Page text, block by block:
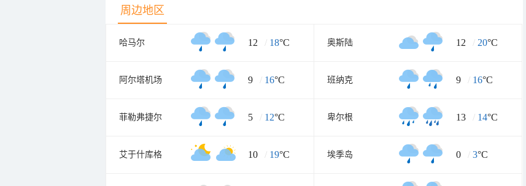
周边地区
哈马尔 12 / 18°C 奥斯陆 12 / 20°C
阿尔塔机场 9 / 16°C 班纳克 9 / 16°C
菲勒弗捷尔 5 / 12°C 卑尔根 13 / 14°C
艾于什库格 10 / 19°C 埃季岛 0 / 3°C